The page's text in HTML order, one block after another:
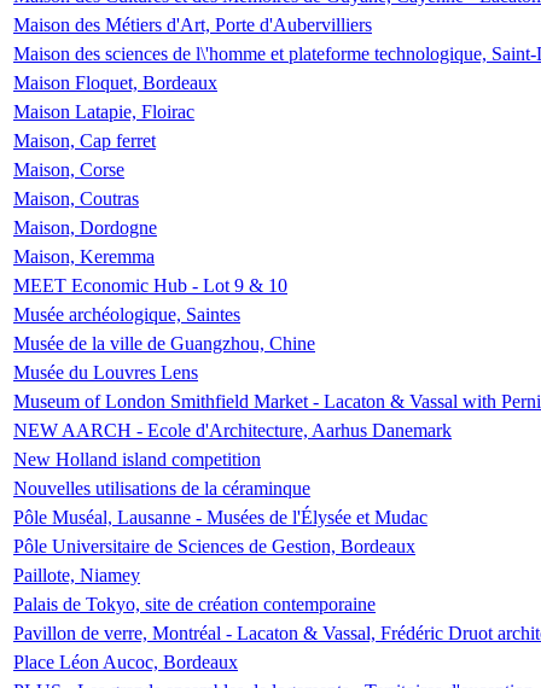
Maison des Métiers d'Art, Porte d'Aubervilliers
Maison des sciences de l\'homme et plateforme technologique,
Maison Floquet, Bordeaux
Maison Latapie, Floirac
Maison, Cap ferret
Maison, Corse
Maison, Coutras
Maison, Dordogne
Maison, Keremma
MEET Economic Hub - Lot 9 & 10
Musée archéologique, Saintes
Musée de la ville de Guangzhou, Chine
Musée du Louvres Lens
Museum of London Smithfield Market - Lacaton & Vassal with
NEW AARCH - Ecole d'Architecture, Aarhus Danemark
New Holland island competition
Nouvelles utilisations de la céraminque
Pôle Muséal, Lausanne - Musées de l'Élysée et Mudac
Pôle Universitaire de Sciences de Gestion, Bordeaux
Paillote, Niamey
Palais de Tokyo, site de création contemporaine
Pavillon de verre, Montréal - Lacaton & Vassal, Frédéric Druot
Place Léon Aucoc, Bordeaux